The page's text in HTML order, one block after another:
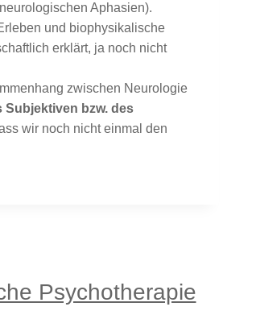
Aphasien).
und biophysikalische
erklärt, ja noch nicht
zwischen Neurologie
Subjektiven bzw. des
wir noch nicht einmal den
Psychotherapie